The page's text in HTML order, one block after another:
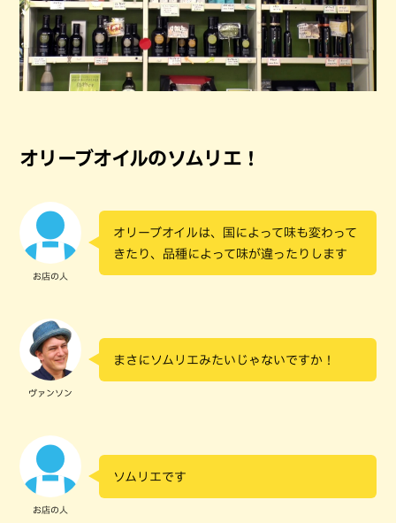
オリーブオイルのソムリエ！
お店の人
オリーブオイルは、国によって味も変わって
きたり、品種によって味が違ったりします
ヴァンソン
まさにソムリエみたいじゃないですか！
お店の人
ソムリエです